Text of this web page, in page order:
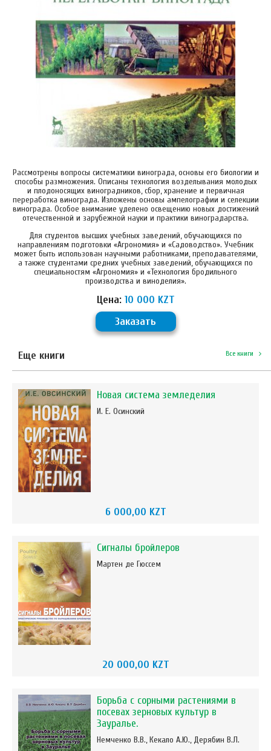
Рассмотрены вопросы систематики винограда, основы его биологии и
способы размножения. Описаны технология возделывания молодых
и плодоносящих виноградников, сбор, хранение и первичная
переработка винограда. Изложены основы ампелографии и селекции
винограда. Особое внимание уделено освещению новых достижений
отечественной и зарубежной науки и практики виноградарства.
Для студентов высших учебных заведений, обучающихся по
направлениям подготовки «Агрономия» и «Садоводство». Учебник
может быть использован научными работниками, преподавателями,
а также студентами средних учебных заведений, обучающихся по
специальностям «Агрономия» и «Технология бродильного
производства и виноделия».
Цена:10 000 KZT
Заказать
Еще книги Все книги
Новая система земледелия
И. Е. Осинский
6 000,00 KZT
Сигналы бройлеров
Мартен де Гюссем
20 000,00 KZT
Борьба с сорными растениями в
посевах зерновых культур в
Зауралье.
Немченко В.В., Кекало А.Ю., Дерябин В.Л.